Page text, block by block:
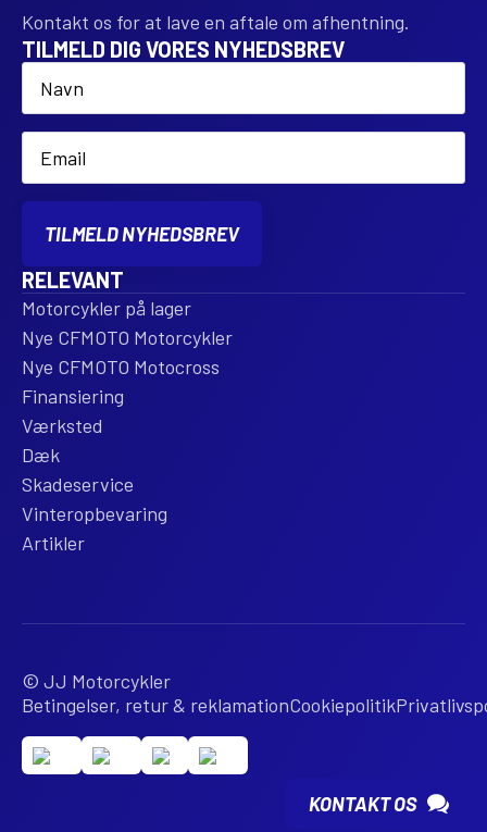
KONTAKT OS
Kontakt os for at lave en aftale om afhentning.
TILMELD DIG VORES NYHEDSBREV
Name
Email
TILMELD NYHEDSBREV
RELEVANT
Motorcykler på lager
Nye CFMOTO Motorcykler
Nye CFMOTO Motocross
Finansiering
Værksted
Dæk
Skadeservice
Vinteropbevaring
Artikler
© JJ Motorcykler
Betingelser, retur & reklamationCookiepolitik